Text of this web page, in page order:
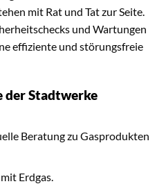
mit Rat und Tat zur Seite.
und Wartungen
effiziente und störungsfreie
der Stadtwerke
Beratung zu Gasprodukten
Erdgas.